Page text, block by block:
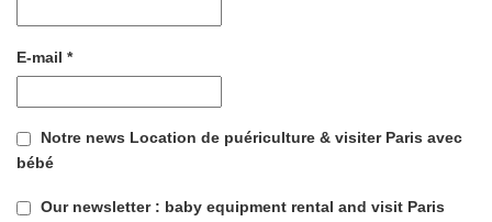
E-mail *
Notre news Location de puériculture & visiter Paris avec
bébé
Our newsletter : baby equipment rental and visit Paris